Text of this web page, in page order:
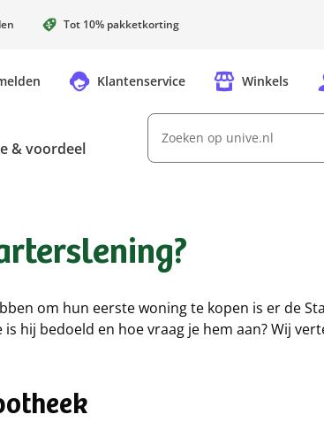
Tot 10% pakketkorting
Klantenservice Winkels
& voordeel
Zoeken op unive.nl
om hun eerste woning te kopen is er de
hij bedoeld en hoe vraag je hem aan? Wij